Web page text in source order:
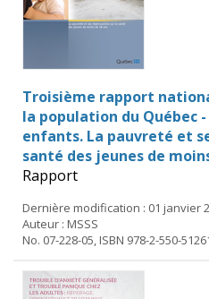
Troisième rapport
la population du Québec
enfants. La pauvreté et
santé des jeunes de
Rapport
Dernière modification : 01 janvier
Auteur : MSSS
No. 07-228-05, ISBN 978-2-550-